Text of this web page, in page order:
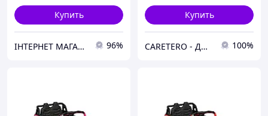
Купить
ІНТЕРНЕТ МАГАЗИН ДИТЯЧИХ ТОВАРІВ AGNES SHOP 96%
Купить
CARETERO - ДИТЯЧІ ТОВАРИ ОПТОМ ТА В РОЗДРІБ 100%